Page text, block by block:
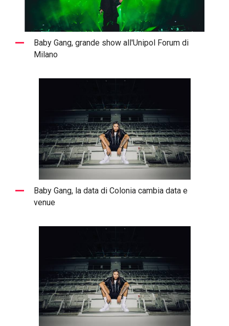
Baby Gang, grande show all'Unipol Forum di
Milano
Baby Gang, la data di Colonia cambia data e
venue